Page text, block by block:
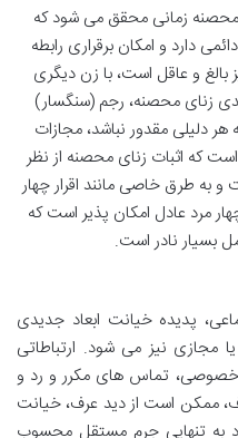
زمانی محقق می شود که
دارد و امکان برقراری رابطه
و عاقل است، با زن دیگری
زنای محصنه، رجم (سنگسار)
دلیلی مقدور نباشد، مجازات
است که اثبات زنای محصنه از نظر
به طرق خاصی مانند اقرار چهار
مرد عادل امکان پذیر است که
بسیار نادر است.
پدیده خیانت ابعاد جدیدی
مجازی نیز می شود. ارتباطاتی
تماس های مکرر و رد و
ممکن است از دید عرف، خیانت
به تنهایی جرم مستقل محسوب